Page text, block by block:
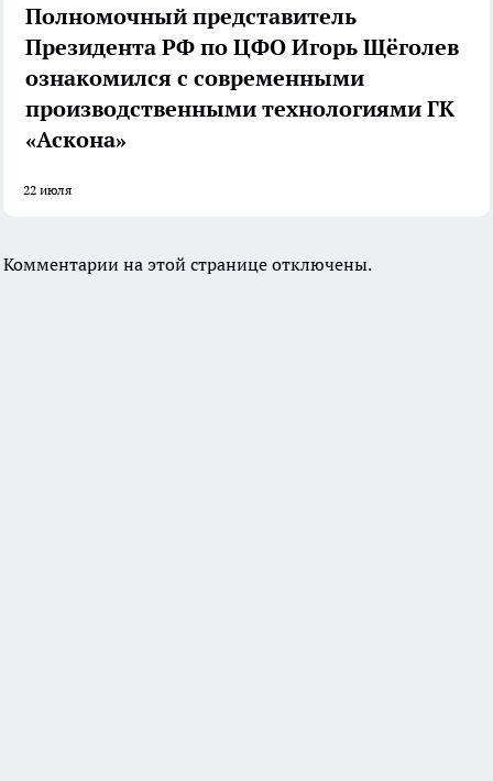
Полномочный представитель
Президента РФ по ЦФО Игорь Щёголев
ознакомился с современными
производственными технологиями ГК
«Аскона»
22 июля
Комментарии на этой странице отключены.